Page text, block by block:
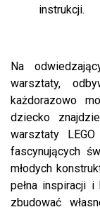
instrukcji.
Na
warsztaty,
każdorazowo
dziecko
warsztaty
fascynujących
młodych
pełna inspiracji
zbudować